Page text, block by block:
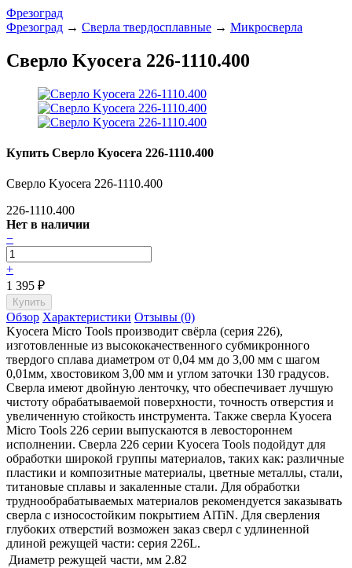
Фрезоград
Фрезоград → Сверла твердосплавные → Микросверла
Сверло Kyocera 226-1110.400
Купить Сверло Kyocera 226-1110.400
Сверло Kyocera 226-1110.400
226-1110.400
Нет в наличии
−
+
1 395 ₽
Обзор Характеристики Отзывы (0)
Kyocera Micro Tools производит свёрла (серия 226),
изготовленные из высококачественного субмикронного
твердого сплава диаметром от 0,04 мм до 3,00 мм с шагом
0,01мм, хвостовиком 3,00 мм и углом заточки 130 градусов.
Сверла имеют двойную ленточку, что обеспечивает лучшую
чистоту обрабатываемой поверхности, точность отверстия и
увеличенную стойкость инструмента. Также сверла Kyocera
Micro Tools 226 серии выпускаются в левостороннем
исполнении. Сверла 226 серии Kyocera Tools подойдут для
обработки широкой группы материалов, таких как: различные
пластики и композитные материалы, цветные металлы, стали,
титановые сплавы и закаленные стали. Для обработки
труднообрабатываемых материалов рекомендуется заказывать
сверла с износостойким покрытием AlTiN. Для сверления
глубоких отверстий возможен заказ сверл с удлиненной
длиной режущей части: серия 226L.
Диаметр режущей части, мм 2.82